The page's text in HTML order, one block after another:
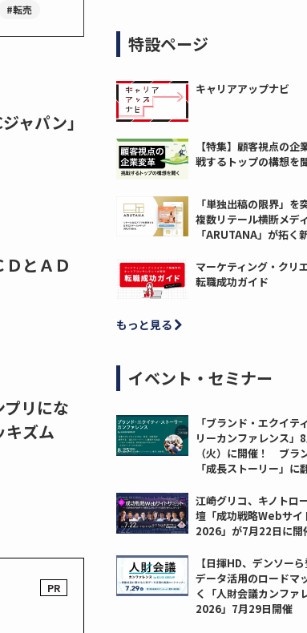
#転売
ャパン」
とＡＤ
リにな
キズム
特設ページ
キャリアアップナビ
【特集】顧客視点の企
戦するトップの構想を
「単独出稿の限界」を
複数リテール横断メデ
「ARUTANA」が拓く
マーケティング・クリ
転職成功ガイド
もっと見る
イベント・セミナー
「ブランド・エクイテ
リーカンファレンス」
（火）に開催！ ブラ
「成長ストーリー」に
江崎グリコ、キノトロ
壇「成功戦略Webサイ
2026」が7月22日に開
【日揮HD、デンソー
データ活用のロードマ
く「人財会議カンファ
2026」7月29日開催